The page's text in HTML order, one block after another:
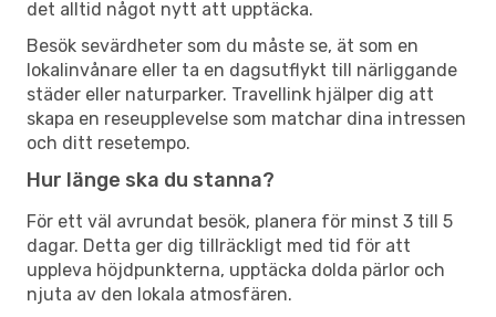
det alltid något nytt att upptäcka.
Besök sevärdheter som du måste se, ät som en
lokalinvånare eller ta en dagsutflykt till närliggande
städer eller naturparker. Travellink hjälper dig att
skapa en reseupplevelse som matchar dina intressen
och ditt resetempo.
Hur länge ska du stanna?
För ett väl avrundat besök, planera för minst 3 till 5
dagar. Detta ger dig tillräckligt med tid för att
uppleva höjdpunkterna, upptäcka dolda pärlor och
njuta av den lokala atmosfären.